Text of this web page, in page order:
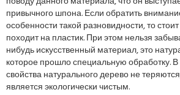
привычного шпона. Если обратить
особенности такой разновидности, то
походит на пластик. При этом нельзя
нибудь искусственный материал, это
которое прошло специальную обработку.
свойства натурального дерево не
является экологически чистым.